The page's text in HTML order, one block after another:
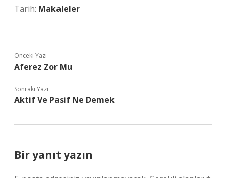
Tarih: Makaleler
Önceki Yazı
Aferez Zor Mu
Sonraki Yazı
Aktif Ve Pasif Ne Demek
Bir yanıt yazın